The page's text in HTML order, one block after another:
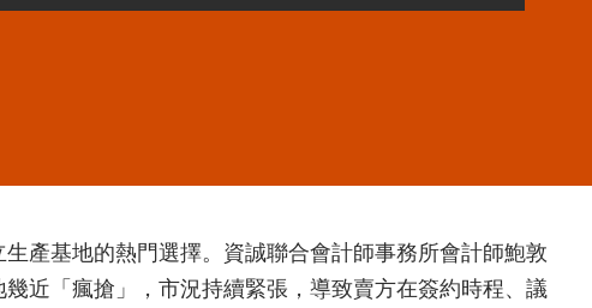
產基地的熱門選擇。資誠聯合會計師事務所會計師鮑敦
近「瘋搶」，市況持續緊張，導致賣方在簽約時程、議